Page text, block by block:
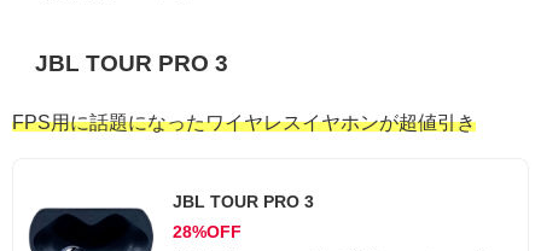
JBL TOUR PRO 3
FPS用に話題になったワイヤレスイヤホンが超値引き
JBL TOUR PRO 3
28%OFF